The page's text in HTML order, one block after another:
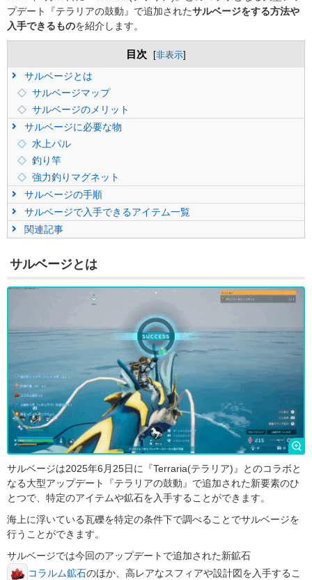
プデート『テラリアの鼓動』で追加されたサルベージをする方法や
入手できるものを紹介します。
目次 [非表示]
サルベージとは
サルベージマップ
サルベージのメリット
サルベージに必要な物
水上パル
釣り竿
強力釣りマグネット
サルベージの手順
サルベージで入手できるアイテム一覧
関連記事
サルベージとは
サルベージは2025年6月25日に『Terraria(テラリア)』とのコラボと
なる大型アップデート『テラリアの鼓動』で追加された新要素のひ
とつで、特定のアイテムや鉱石を入手することができます。
海上に浮いている瓦礫を特定の条件下で調べることでサルベージを
行うことができます。
サルベージでは今回のアップデートで追加された新鉱石
コラルム鉱石のほか、高レアなスフィアや設計図を入手するこ